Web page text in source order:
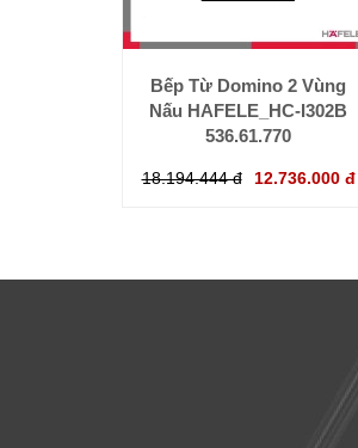
Bếp Từ Domino 2 Vùng
Nấu HAFELE_HC-I302B
536.61.770
18.194.444 đ 12.736.000 đ